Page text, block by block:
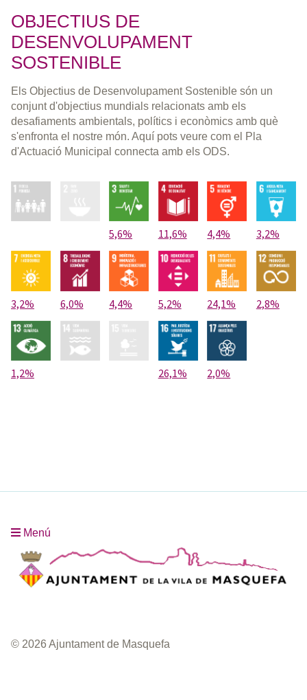
OBJECTIUS DE
DESENVOLUPAMENT
SOSTENIBLE
Els Objectius de Desenvolupament Sostenible són un
conjunt d'objectius mundials relacionats amb els
desafiaments ambientals, polítics i econòmics amb què
s'enfronta el nostre món. Aquí pots veure com el Pla
d'Actuació Municipal connecta amb els ODS.
5,6% 11,6% 4,4% 3,2%
3,2% 6,0% 4,4% 5,2% 24,1% 2,8%
1,2% 26,1% 2,0%
Menú
© 2026 Ajuntament de Masquefa